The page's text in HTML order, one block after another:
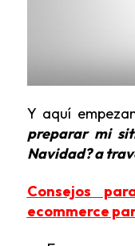
Y aquí
preparar mi
Navidad? a
Consejos
ecommerce